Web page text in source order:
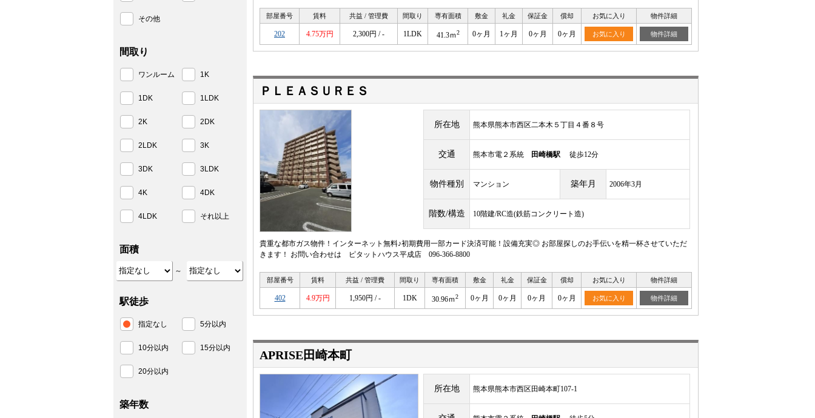
部屋番号 賃料 共益 / 管理費 間取り 専有面積 敷金 礼金 保証金 償却 お気に入り 物件詳細
202 4.75万円 2,300円 / - 1LDK 41.3ｍ2 0ヶ月 1ヶ月 0ヶ月 0ヶ月 お気に入り 物件詳細
ＰＬＥＡＳＵＲＥＳ
所在地 熊本県熊本市西区二本木５丁目４番８号
交通 熊本市電２系統 田崎橋駅 徒歩12分
物件種別 マンション 築年月 2006年3月
階数/構造 10階建/RC造(鉄筋コンクリート造)
貴重な都市ガス物件！インターネット無料♪初期費用一部カード決済可能！設備充実◎ お部屋探しのお手伝いを精一杯させていただ
きます！ お問い合わせは ピタットハウス平成店 096-366-8800
部屋番号 賃料 共益 / 管理費 間取り 専有面積 敷金 礼金 保証金 償却 お気に入り 物件詳細
402 4.9万円 1,950円 / - 1DK 30.96ｍ2 0ヶ月 0ヶ月 0ヶ月 0ヶ月 お気に入り 物件詳細
APRISE田崎本町
所在地 熊本県熊本市西区田崎本町107-1
その他
間取り
ワンルーム 1K
1DK 1LDK
2K 2DK
2LDK 3K
3DK 3LDK
4K 4DK
4LDK それ以上
面積
～
駅徒歩
指定なし 5分以内
10分以内 15分以内
20分以内
築年数